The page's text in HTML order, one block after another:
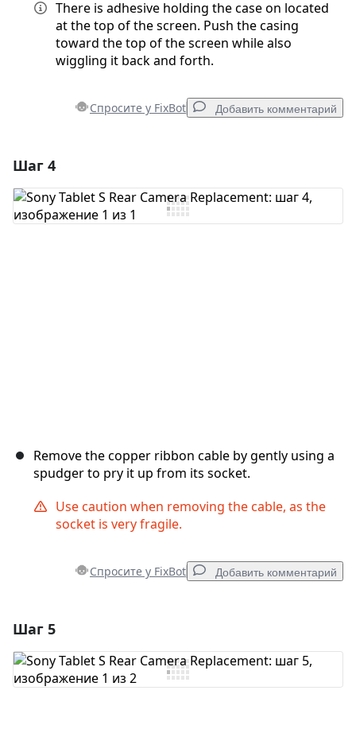
There is adhesive holding the case on located
at the top of the screen. Push the casing
toward the top of the screen while also
wiggling it back and forth.
Спросите у FixBot Добавить комментарий
Добавить комментарий
Шаг 4
Remove the copper ribbon cable by gently using a
spudger to pry it up from its socket.
Use caution when removing the cable, as the
socket is very fragile.
Спросите у FixBot Добавить комментарий
Добавить комментарий
Шаг 5